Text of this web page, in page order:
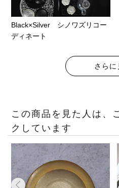
Black×Silver シノワズリコー
ディネート
さらに
この商品を見た人は、
クしています